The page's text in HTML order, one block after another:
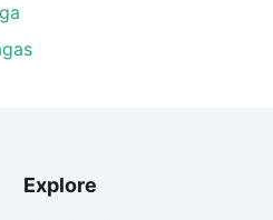
Explore